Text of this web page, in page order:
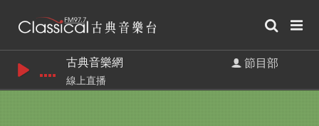
古典音樂網 節目部
線上直播